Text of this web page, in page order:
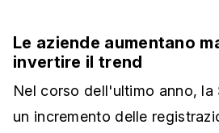
Le aziende aumentano
invertire il trend
Nel corso dell'ultimo anno, la
un incremento delle